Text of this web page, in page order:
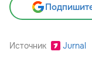
Источник Jurnal